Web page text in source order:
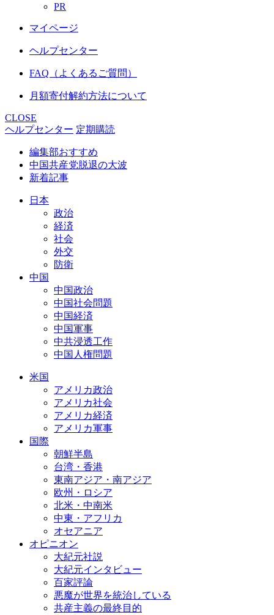
PR
マイページ
ヘルプセンター
FAQ（よくあるご質問）
月額寄付解約方法について
CLOSE
ヘルプセンター 定期購読
編集部おすすめ
中国共産党脱退の大波
新着記事
日本
政治
経済
社会
外交
防衛
中国
中国政治
中国社会問題
中国経済
中国軍事
中共浸透工作
中国人権問題
米国
アメリカ政治
アメリカ社会
アメリカ経済
アメリカ軍事
国際
朝鮮半島
台湾・香港
東南アジア・南アジア
欧州・ロシア
北米・中南米
中東・アフリカ
オセアニア
オピニオン
大紀元社説
大紀元インタビュー
百家評論
悪魔が世界を統治している
共産主義の最終目的